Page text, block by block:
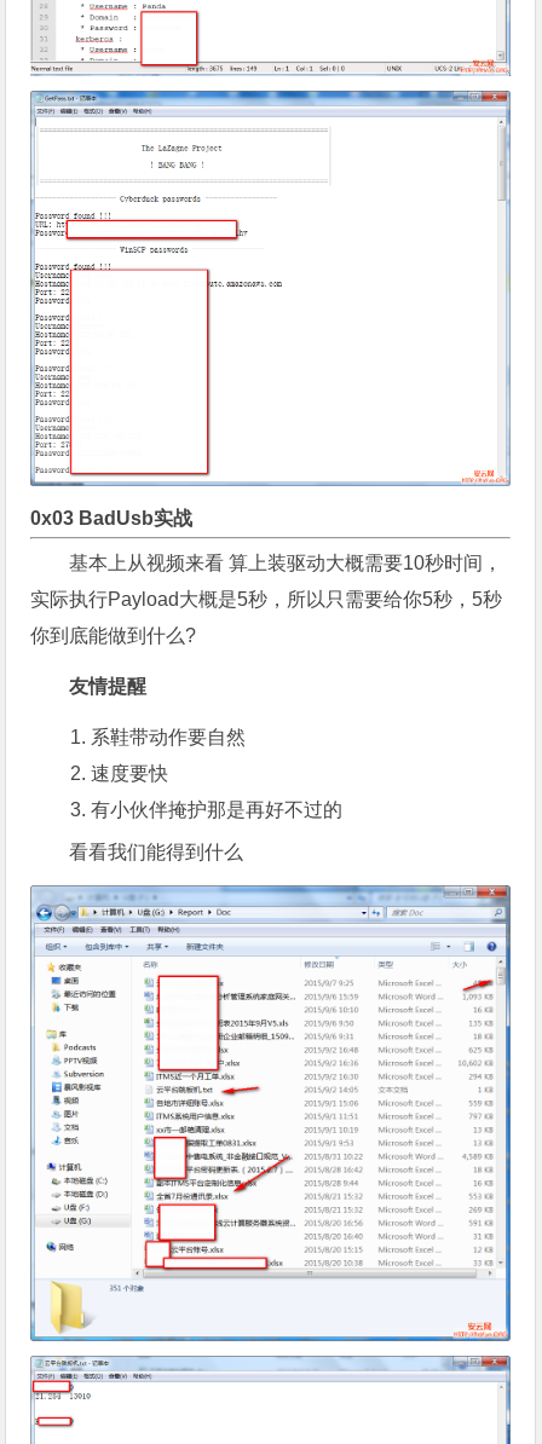
0x03 BadUsb实战
基本上从视频来看 算上装驱动大概需要10秒时间，
实际执行Payload大概是5秒，所以只需要给你5秒，5秒
你到底能做到什么?
友情提醒
系鞋带动作要自然
速度要快
有小伙伴掩护那是再好不过的
看看我们能得到什么